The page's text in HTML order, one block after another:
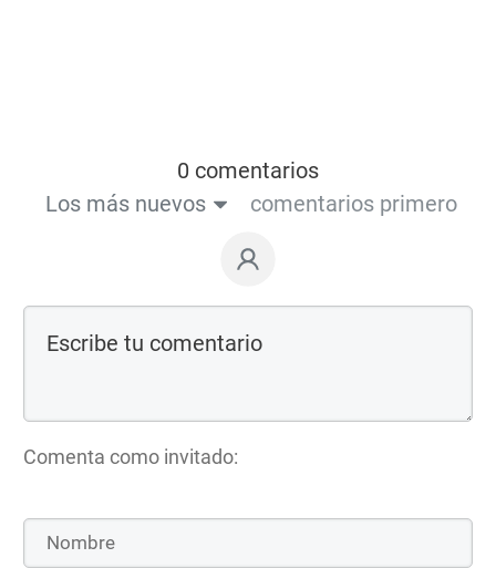
0 comentarios
Los más nuevos
comentarios primero
Comenta como invitado: